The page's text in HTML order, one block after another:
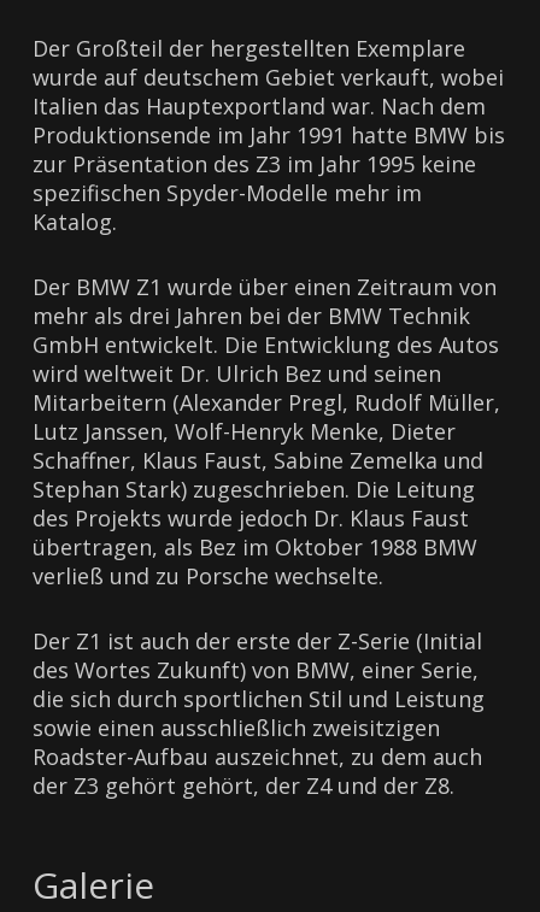
Der Großteil der hergestellten Exemplare
wurde auf deutschem Gebiet verkauft, wobei
Italien das Hauptexportland war. Nach dem
Produktionsende im Jahr 1991 hatte BMW bis
zur Präsentation des Z3 im Jahr 1995 keine
spezifischen Spyder-Modelle mehr im
Katalog.
Der BMW Z1 wurde über einen Zeitraum von
mehr als drei Jahren bei der BMW Technik
GmbH entwickelt. Die Entwicklung des Autos
wird weltweit Dr. Ulrich Bez und seinen
Mitarbeitern (Alexander Pregl, Rudolf Müller,
Lutz Janssen, Wolf-Henryk Menke, Dieter
Schaffner, Klaus Faust, Sabine Zemelka und
Stephan Stark) zugeschrieben. Die Leitung
des Projekts wurde jedoch Dr. Klaus Faust
übertragen, als Bez im Oktober 1988 BMW
verließ und zu Porsche wechselte.
Der Z1 ist auch der erste der Z-Serie (Initial
des Wortes Zukunft) von BMW, einer Serie,
die sich durch sportlichen Stil und Leistung
sowie einen ausschließlich zweisitzigen
Roadster-Aufbau auszeichnet, zu dem auch
der Z3 gehört gehört, der Z4 und der Z8.
Galerie